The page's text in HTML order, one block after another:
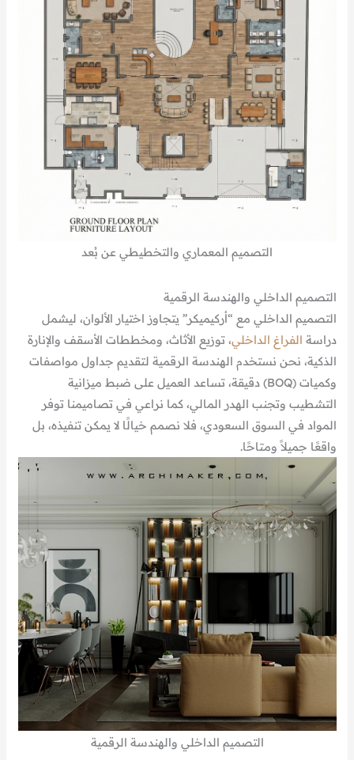
التصميم المعماري والتخطيطي عن بُعد
التصميم الداخلي والهندسة الرقمية
التصميم الداخلي مع “أركيميكر” يتجاوز اختيار الألوان، ليشمل
دراسة الفراغ الداخلي، توزيع الأثاث، ومخططات الأسقف والإنارة
الذكية، نحن نستخدم الهندسة الرقمية لتقديم جداول مواصفات
وكميات (BOQ) دقيقة، تساعد العميل على ضبط ميزانية
التشطيب وتجنب الهدر المالي، كما نراعي في تصاميمنا توفر
المواد في السوق السعودي، فلا نصمم خيالًا لا يمكن تنفيذه، بل
واقعًا جميلاً ومتاحًا.
التصميم الداخلي والهندسة الرقمية